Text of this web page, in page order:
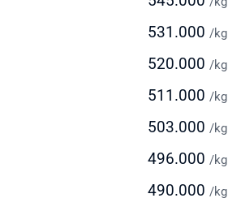
5-7 hari kerja
kecepatan dan biaya
dari alamat pengirim
30-45 hari
pengiriman dalam jumlah besar
531.000 /kg
520.000 /kg
511.000 /kg
503.000 /kg
496.000 /kg
490.000 /kg